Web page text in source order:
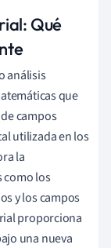
Qué
análisis
que
campos
utilizada en los
la
como los
y los campos
proporciona
una nueva